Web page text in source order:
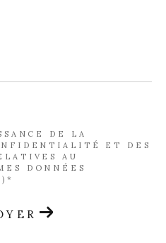
DE LA
ET DES
AU
DONNÉES